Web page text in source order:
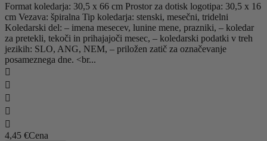
Format koledarja: 30,5 x 66 cm Prostor za dotisk logotipa: 30,5 x 16
cm Vezava: špiralna Tip koledarja: stenski, mesečni, tridelni
Koledarski del: – imena mesecev, lunine mene, prazniki, – koledar
za pretekli, tekoči in prihajajoči mesec, – koledarski podatki v treh
jezikih: SLO, ANG, NEM, – priložen zatič za označevanje
posameznega dne. <br...





4,45 €Cena